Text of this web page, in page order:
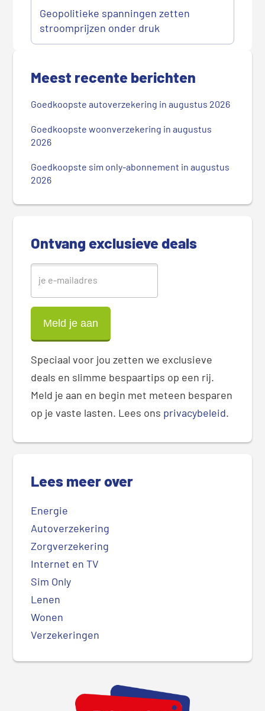
Geopolitieke spanningen zetten
stroomprijzen onder druk
d
Meest recente berichten
Goedkoopste autoverzekering in augustus 2026
Goedkoopste woonverzekering in augustus
2026
Goedkoopste sim only-abonnement in augustus
2026
Ontvang exclusieve deals
Speciaal voor jou zetten we exclusieve
deals en slimme bespaartips op een rij.
Meld je aan en begin met meteen besparen
op je vaste lasten. Lees ons privacybeleid.
Lees meer over
Energie
Autoverzekering
Zorgverzekering
Internet en TV
Sim Only
Lenen
Wonen
Verzekeringen